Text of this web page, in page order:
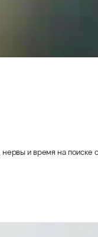
и время на поиске